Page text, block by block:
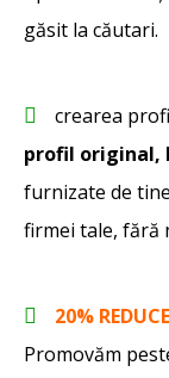
găsit la căutari.
crearea
profil original,
furnizate de
firmei tale, fără
20%
Promovăm